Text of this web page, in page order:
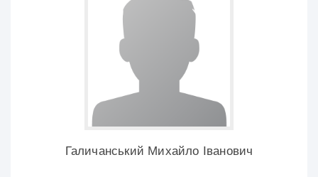
Галичанський Михайло Іванович